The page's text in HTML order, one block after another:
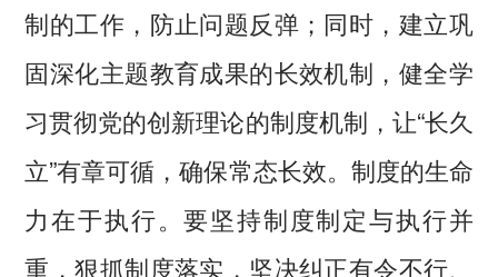
制的工作，防止问题反弹；同时，建立巩
固深化主题教育成果的长效机制，健全学
习贯彻党的创新理论的制度机制，让“长久
立”有章可循，确保常态长效。制度的生命
力在于执行。要坚持制度制定与执行并
重，狠抓制度落实，坚决纠正有令不行、